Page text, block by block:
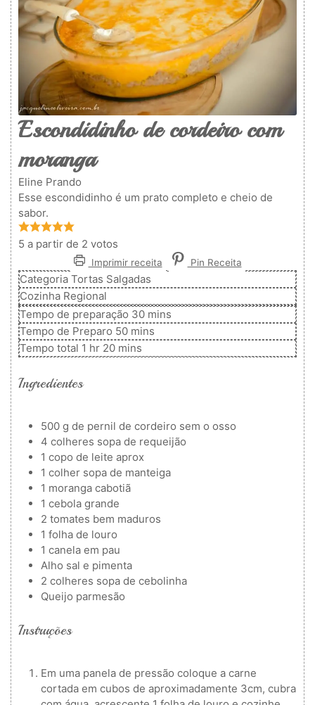
Escondidinho de cordeiro com
moranga
Eline Prando
Esse escondidinho é um prato completo e cheio de
sabor.
5 a partir de 2 votos
Imprimir receita Pin Receita
CategoriaTortas Salgadas
Cozinha Regional
Tempo de preparação 30minutos
mins
Tempo de Preparo 50minutos
mins
Tempo total 1 hora
hr 20minutos
mins
Ingredientes
500 g de pernil de cordeiro sem o osso
4 colheres sopa de requeijão
1 copo de leite aprox
1 colher sopa de manteiga
1 moranga cabotiã
1 cebola grande
2 tomates bem maduros
1 folha de louro
1 canela em pau
Alho sal e pimenta
2 colheres sopa de cebolinha
Queijo parmesão
Instruções
Em uma panela de pressão coloque a carne
cortada em cubos de aproximadamente 3cm, cubra